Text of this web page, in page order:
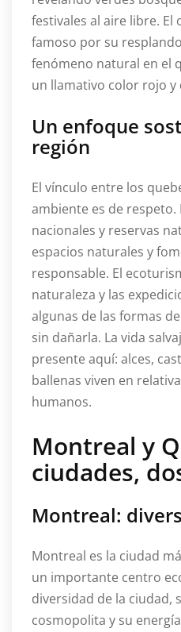
festivales al aire libre.
famoso por su
fenómeno natural en el
un llamativo color rojo y
Un enfoque
región
El vínculo entre los
ambiente es de
nacionales y reservas
espacios naturales y
responsable. El
naturaleza y las
algunas de las formas
sin dañarla. La vida
presente aquí: alces,
ballenas viven en
humanos.
Montreal y
ciudades,
Montreal:
Montreal es la ciudad
un importante centro
diversidad de la ciudad,
cosmopolita y su